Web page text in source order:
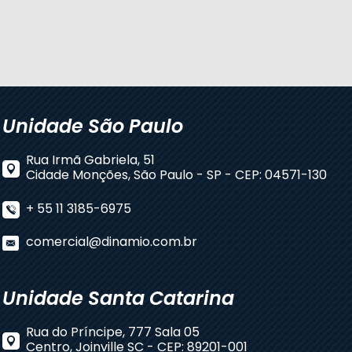
Unidade São Paulo
Rua Irmã Gabriela, 51
Cidade Monções, São Paulo - SP - CEP: 04571-130
+ 55 11 3185-6975
comercial@dinamio.com.br
Unidade Santa Catarina
Rua do Príncipe, 777 Sala 05
Centro, Joinville SC - CEP: 89201-001